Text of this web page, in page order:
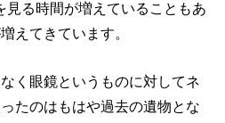
見る時間が増えていることもあ
えてきています。
く眼鏡というものに対してネ
たのはもはや過去の遺物とな